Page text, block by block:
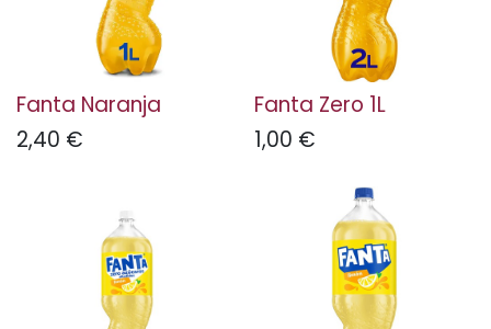
Fanta Naranja
2,40 €
Fanta Zero 1L
1,00 €